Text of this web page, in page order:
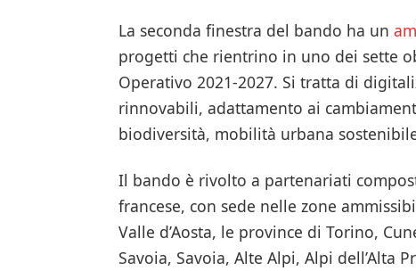
La seconda finestra del bando ha un
progetti che rientrino in uno dei sette
Operativo 2021-2027. Si tratta di
rinnovabili, adattamento ai
biodiversità, mobilità urbana
Il bando è rivolto a partenariati
francese, con sede nelle zone
Valle d’Aosta, le province di Torino,
Savoia, Savoia, Alte Alpi, Alpi dell’Alta